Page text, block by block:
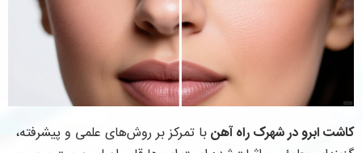
کاشت ابرو در شهرک راه آهنبا تمرکز بر روش‌های علمی و پیشرفته،